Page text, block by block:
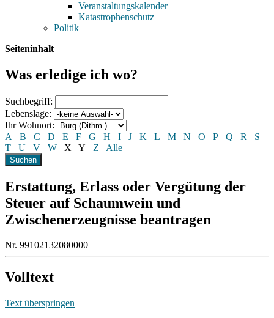
Veranstaltungskalender
Katastrophenschutz
Politik
Seiteninhalt
Was erledige ich wo?
Suchbegriff:
Lebenslage:
Ihr Wohnort:
A
B C D E F G H I J K L M N O P Q R
S
T
U V W X Y Z Alle
Erstattung, Erlass oder Vergütung der
Steuer auf Schaumwein und
Zwischenerzeugnisse beantragen
Nr. 99102132080000
Volltext
Text überspringen